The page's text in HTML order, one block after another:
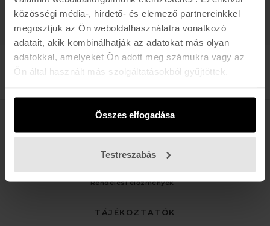
közösségi média-, hirdető- és elemező partnereinkkel
megosztjuk az Ön weboldalhasználatra vonatkozó
adatait, akik kombinálhatják az adatokat más olyan
adatokkal, amelyeket Ön adott meg számukra vagy az
Ön által használt más szolgáltatásokból gyűjtöttek.
Összes elfogadása
Testreszabás
ÜGYFÉLSZOLGÁLAT
Kapcsolat
Rendelési előzmények
TÁJÉKOZTATÓK